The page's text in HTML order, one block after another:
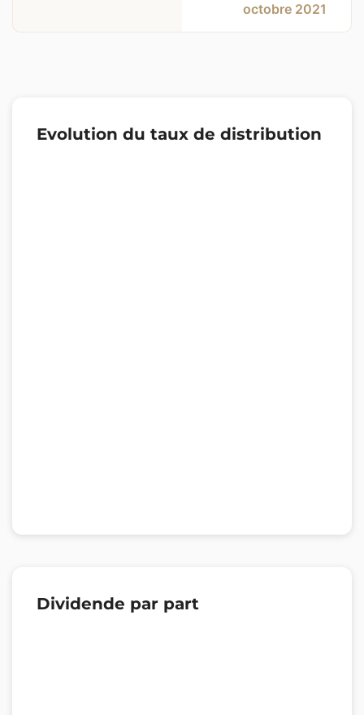
octobre 2021
Evolution du taux de distribution
Dividende par part